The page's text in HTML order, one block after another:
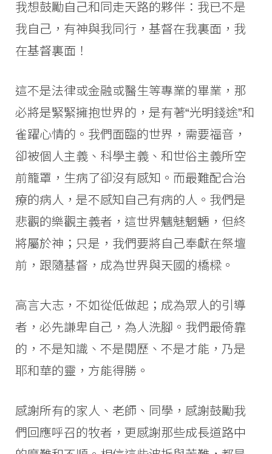
我想鼓勵自己和同走天路的夥伴：我已不是
我自己，有神與我同行，基督在我裏面，我
在基督裏面！
這不是法律或金融或醫生等專業的畢業，那
必將是緊緊擁抱世界的，是有著“光明錢途”和
雀躍心情的。我們面臨的世界，需要福音，
卻被個人主義、科學主義、和世俗主義所空
前籠罩，生病了卻沒有感知。而最難配合治
療的病人，是不感知自己有病的人。我們是
悲觀的樂觀主義者，這世界魑魅魍魎，但終
將屬於神；只是，我們要將自己奉獻在祭壇
前，跟隨基督，成為世界與天國的橋樑。
高言大志，不如從低做起；成為眾人的引導
者，必先謙卑自己，為人洗腳。我們最倚靠
的，不是知識、不是閱歷、不是才能，乃是
耶和華的靈，方能得勝。
感謝所有的家人、老師、同學，感謝鼓勵我
們回應呼召的牧者，更感謝那些成長道路中